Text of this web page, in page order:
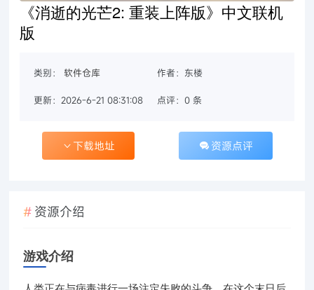
《消逝的光芒2: 重装上阵版》中文联机
版
类别： 软件仓库 作者：东楼
更新：2026-6-21 08:31:08 点评：0 条
下载地址 资源点评
资源介绍
游戏介绍